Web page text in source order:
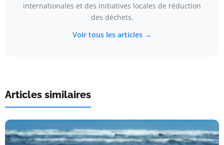
internationales et des initiatives locales de réduction
des déchets.
Voir tous les articles →
Articles similaires